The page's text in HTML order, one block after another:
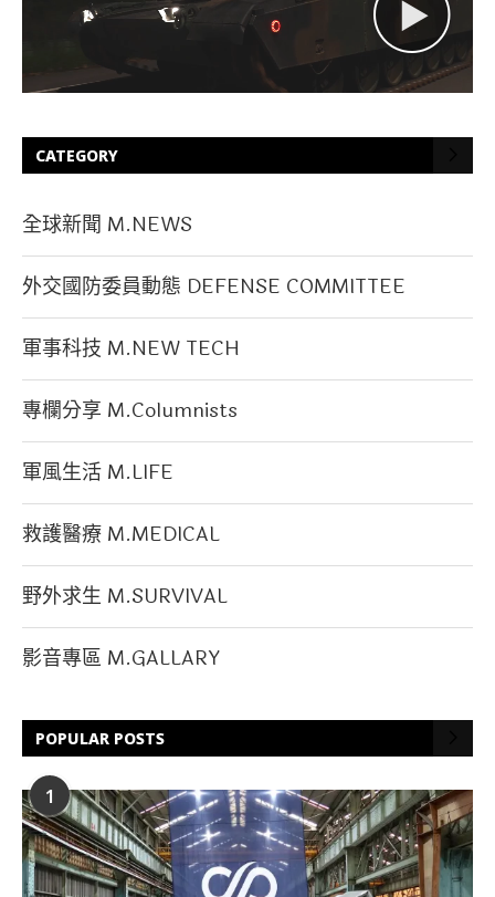
CATEGORY
全球新聞 M.NEWS
外交國防委員動態 DEFENSE COMMITTEE
軍事科技 M.NEW TECH
專欄分享 M.Columnists
軍風生活 M.LIFE
救護醫療 M.MEDICAL
野外求生 M.SURVIVAL
影音專區 M.GALLARY
POPULAR POSTS
1